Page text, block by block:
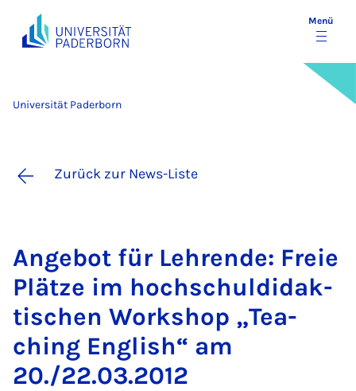
Menü
Universität Paderborn
Zurück zur News-Liste
An­ge­bot für Leh­ren­de: Freie
Plät­ze im hoch­schul­di­dak­
ti­schen Work­shop „Te­a­
ching Eng­lish“ am
20./22.03.2012